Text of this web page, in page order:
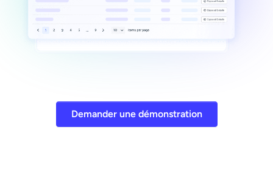
Demander une démonstration